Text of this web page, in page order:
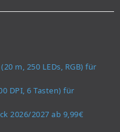
m, 250 LEDs, RGB) für
DPI, 6 Tasten) für
2026/2027 ab 9,99€